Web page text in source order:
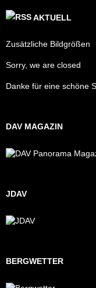
AKTUELL
Zusätzliche Bildgrößen
Sorry, we are closed
Danke für eine schöne
DAV MAGAZIN
JDAV
BERGWETTER